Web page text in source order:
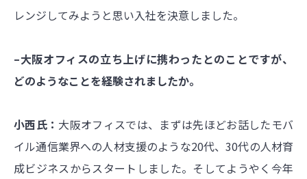
レンジしてみようと思い入社を決意しました。
–大阪オフィスの立ち上げに携わったとのことですが、
どのようなことを経験されましたか。
小西氏： 大阪オフィスでは、まずは先ほどお話したモバ
イル通信業界への人材支援のような20代、30代の人材育
成ビジネスからスタートしました。そしてようやく今年